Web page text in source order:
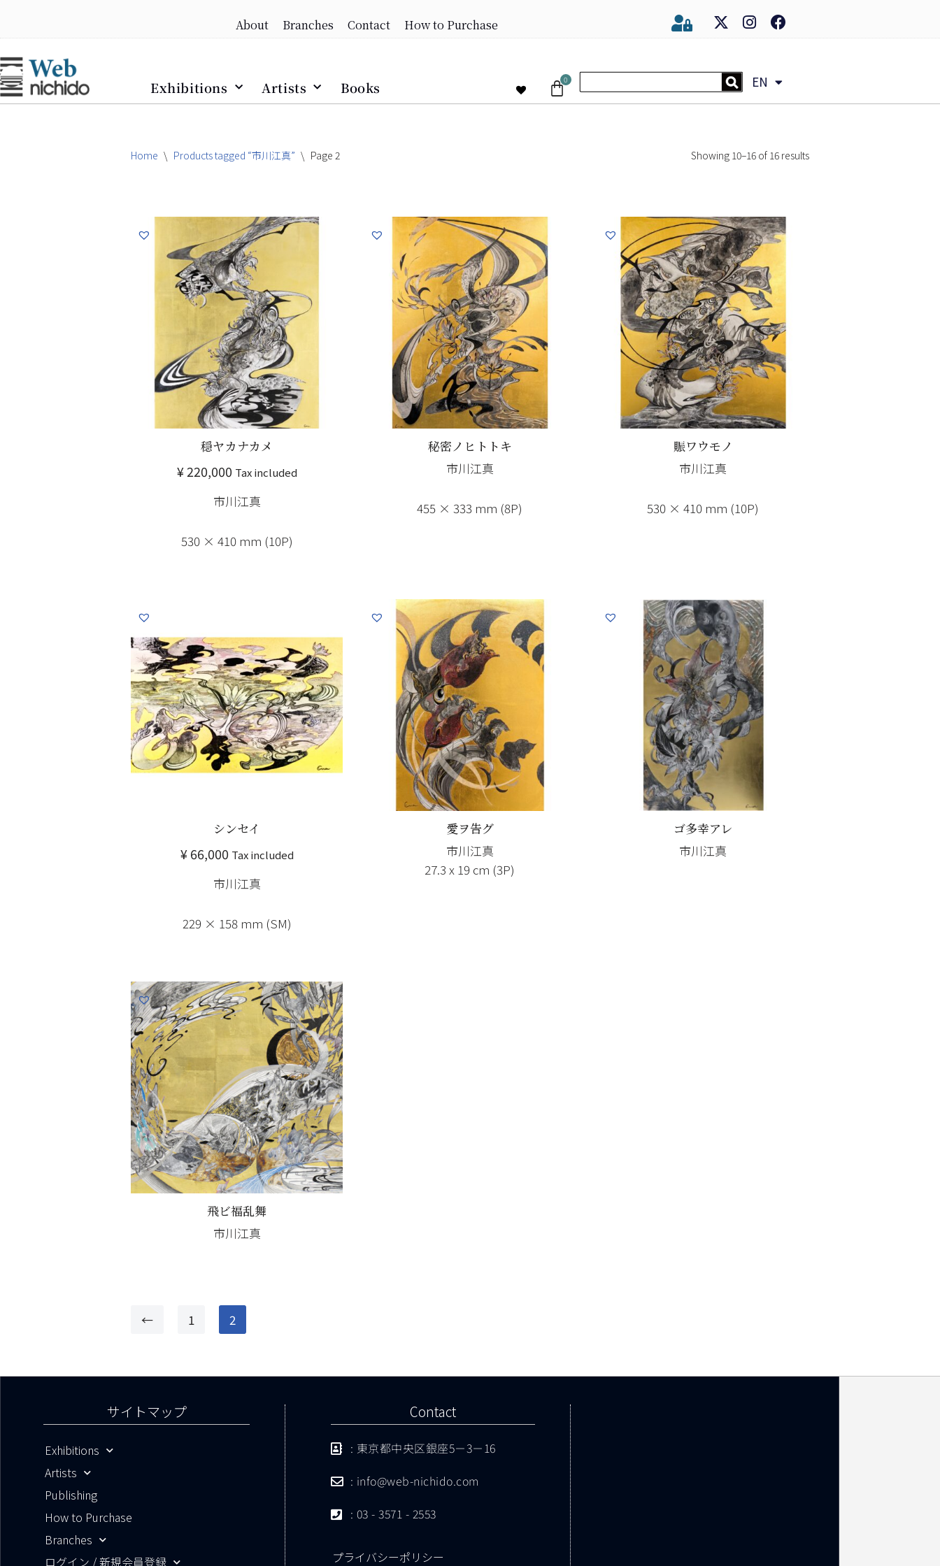
Skip
to
content
About Branches Contact How to Purchase
Exhibitions Artists Books 0 EN
Home \ Products tagged “市川江真” \ Page 2 Showing 10–16 of 16 results
穏ヤカナカメ
¥220,000 Tax included
市川江真
530 × 410 mm (10P)
秘密ノヒトトキ
市川江真
455 × 333 mm (8P)
賑ワウモノ
市川江真
530 × 410 mm (10P)
シンセイ
¥66,000 Tax included
市川江真
229 × 158 mm (SM)
愛ヲ告グ
市川江真
27.3 x 19 cm (3P)
ゴ多幸アレ
市川江真
飛ビ福乱舞
市川江真
← 1 2
サイトマップ
Exhibitions
Artists
Publishing
How to Purchase
Branches
ログイン / 新規会員登録
Contact
: 東京都中央区銀座5－3－16
: info@web-nichido.com
: 03 - 3571 - 2553
プライバシーポリシー